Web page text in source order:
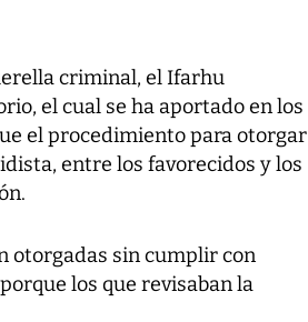
criminal, el Ifarhu
el cual se ha aportado en los
el procedimiento para otorgar
entre los favorecidos y los
otorgadas sin cumplir con
los que revisaban la